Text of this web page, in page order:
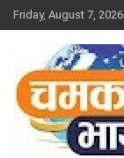
Skip
to
Friday, August 7, 2026